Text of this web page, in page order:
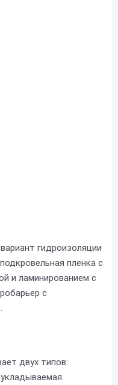
гидроизоляции
пленка с
и ламинированием с
с
двух типов: